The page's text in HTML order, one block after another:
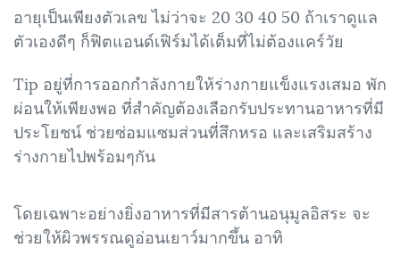
อายุเป็นเพียงตัวเลข ไม่ว่าจะ 20 30 40 50 ถ้าเราดูแล
ตัวเองดีๆ ก็ฟิตแอนด์เฟิร์มได้เต็มที่ไม่ต้องแคร์วัย
Tip อยู่ที่การออกกำลังกายให้ร่างกายแข็งแรงเสมอ พัก
ผ่อนให้เพียงพอ ที่สำคัญต้องเลือกรับประทานอาหารที่มี
ประโยชน์ ช่วยซ่อมแซมส่วนที่สึกหรอ และเสริมสร้าง
ร่างกายไปพร้อมๆกัน
โดยเฉพาะอย่างยิ่งอาหารที่มีสารต้านอนุมูลอิสระ จะ
ช่วยให้ผิวพรรณดูอ่อนเยาว์มากขึ้น อาทิ